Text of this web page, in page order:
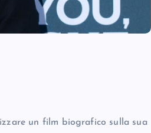
un film biografico sulla sua